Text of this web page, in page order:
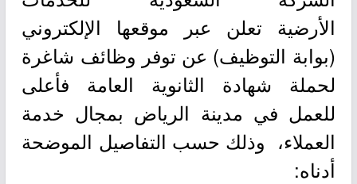
الأرضية تعلن عبر موقعها الإلكتروني
(بوابة التوظيف) عن توفر وظائف شاغرة
لحملة شهادة الثانوية العامة فأعلى
للعمل في مدينة الرياض بمجال خدمة
العملاء، وذلك حسب التفاصيل الموضحة
أدناه: